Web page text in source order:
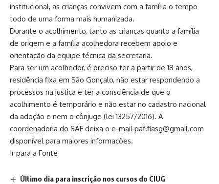
institucional, as crianças convivem com a família o tempo
todo de uma forma mais humanizada.
Durante o acolhimento, tanto as crianças quanto a família
de origem e a família acolhedora recebem apoio e
orientação da equipe técnica da secretaria.
Para ser um acolhedor, é preciso ter a partir de 18 anos,
residência fixa em São Gonçalo, não estar respondendo a
processos na justiça e ter a consciência de que o
acolhimento é temporário e não estar no cadastro nacional
da adoção e nem o cônjuge (lei 13257/2016). A
coordenadoria do SAF deixa o e-mailpaf.fiasg@gmail.com
disponível para maiores informações.
Ir para a Fonte
Último dia para inscrição nos cursos do CIUG